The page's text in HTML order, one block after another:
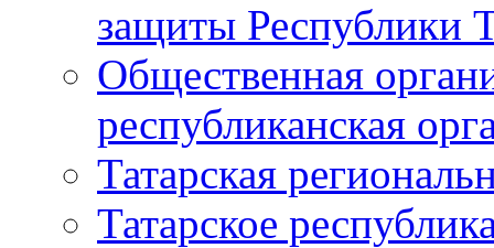
защиты Республики
Общественная
республиканская
Татарская
Татарское